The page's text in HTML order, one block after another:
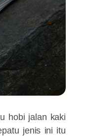
hobi jalan kaki
jenis ini itu